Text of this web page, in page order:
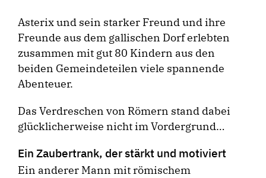
Asterix und sein starker Freund und ihre
Freunde aus dem gallischen Dorf erlebten
zusammen mit gut 80 Kindern aus den
beiden Gemeindeteilen viele spannende
Abenteuer.
Das Verdreschen von Römern stand dabei
glücklicherweise nicht im Vordergrund…
Ein Zaubertrank, der stärkt und motiviert
Ein anderer Mann mit römischem